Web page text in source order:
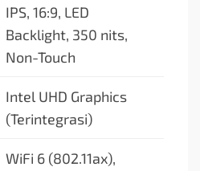
IPS, 16:9, LED
Backlight, 350 nits,
Non-Touch
Intel UHD Graphics
(Terintegrasi)
WiFi 6 (802.11ax),